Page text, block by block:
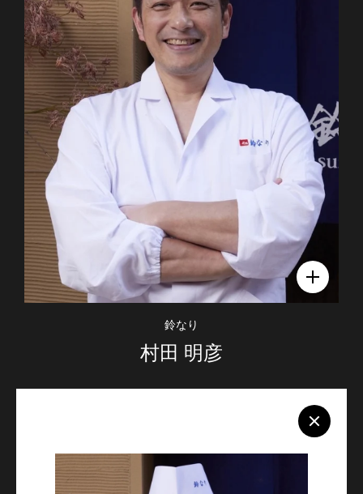
鈴なり
村田 明彦